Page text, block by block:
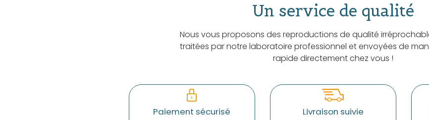
Un service de qualité
Nous vous proposons des reproductions de qualité
traitées par notre laboratoire professionnel et envoyées de
rapide directement chez vous !
Paiement sécurisé Livraison suivie